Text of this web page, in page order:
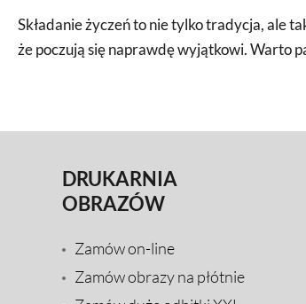
Składanie życzeń to nie tylko tradycja, ale
że poczują się naprawdę wyjątkowi. Warto
DRUKARNIA
OBRAZÓW
Zamów on-line
Zamów obrazy na płótnie